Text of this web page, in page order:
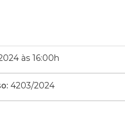
às 16:00h
4203/2024